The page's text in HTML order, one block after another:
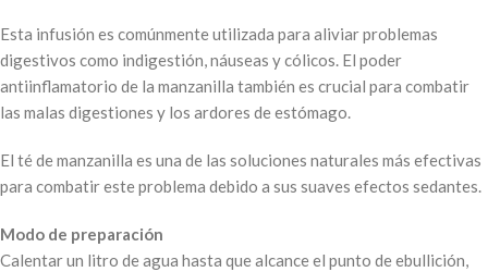
Esta infusión es comúnmente utilizada para aliviar problemas
digestivos como indigestión, náuseas y cólicos. El poder
antiinflamatorio de la manzanilla también es crucial para combatir
las malas digestiones y los ardores de estómago.
El té de manzanilla es una de las soluciones naturales más efectivas
para combatir este problema debido a sus suaves efectos sedantes.
Modo de preparación
Calentar un litro de agua hasta que alcance el punto de ebullición,